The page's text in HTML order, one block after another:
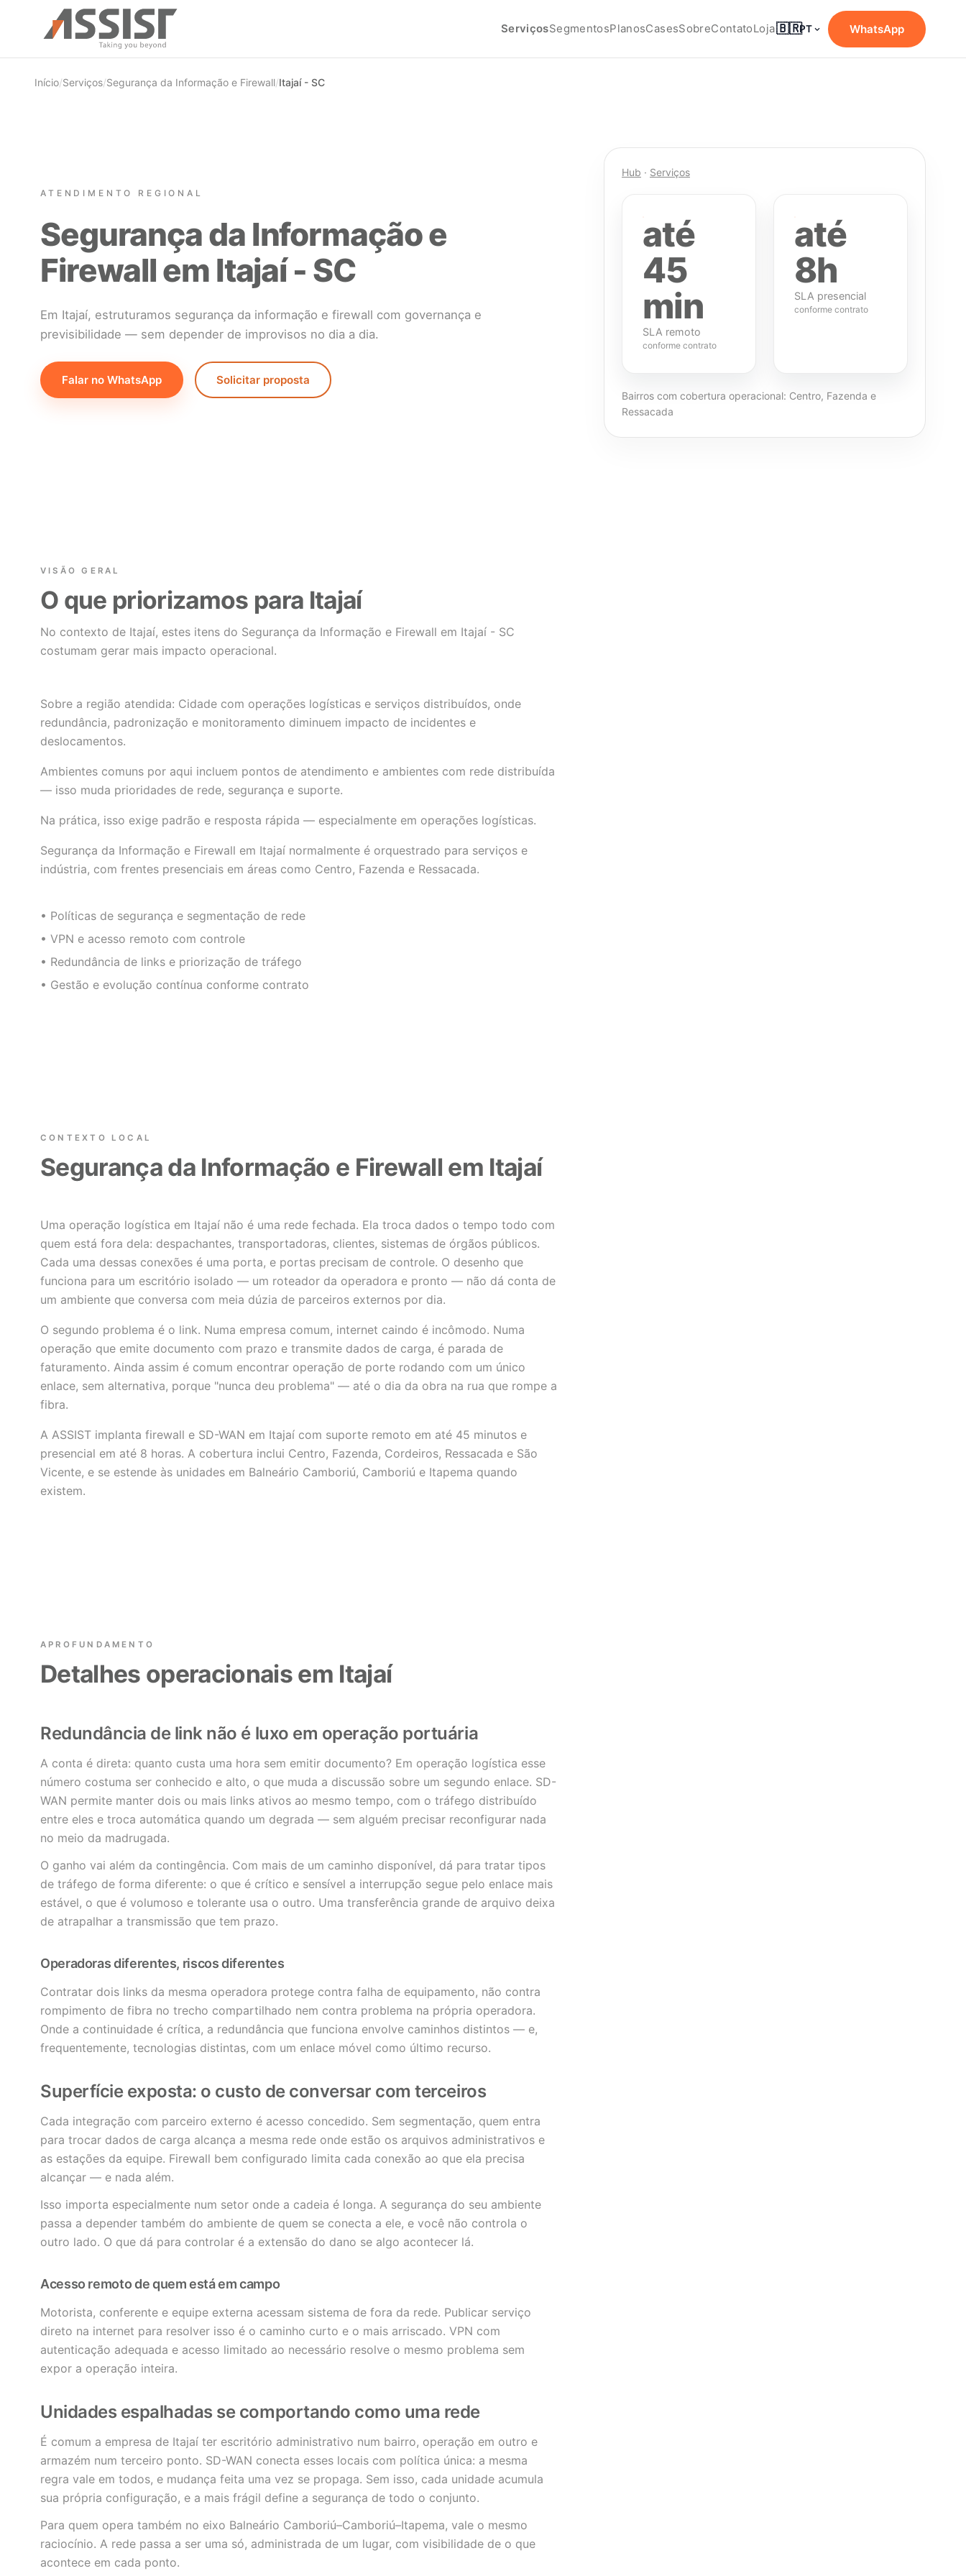
Ir direto para o conteúdo
ServiçosSegmentosPlanosCasesSobreContatoLoja🇧🇷PT WhatsApp
Início/Serviços/Segurança da Informação e Firewall/Itajaí - SC
ATENDIMENTO REGIONAL
Segurança da Informação e
Firewall em Itajaí - SC
Em Itajaí, estruturamos segurança da informação e firewall com governança e
previsibilidade — sem depender de improvisos no dia a dia.
Falar no WhatsApp Solicitar proposta
Hub · Serviços
até
45
min
SLA remoto
conforme contrato
até
8h
SLA presencial
conforme contrato
Bairros com cobertura operacional: Centro, Fazenda e
Ressacada
VISÃO GERAL
O que priorizamos para Itajaí
No contexto de Itajaí, estes itens do Segurança da Informação e Firewall em Itajaí - SC
costumam gerar mais impacto operacional.
Sobre a região atendida: Cidade com operações logísticas e serviços distribuídos, onde
redundância, padronização e monitoramento diminuem impacto de incidentes e
deslocamentos.
Ambientes comuns por aqui incluem pontos de atendimento e ambientes com rede distribuída
— isso muda prioridades de rede, segurança e suporte.
Na prática, isso exige padrão e resposta rápida — especialmente em operações logísticas.
Segurança da Informação e Firewall em Itajaí normalmente é orquestrado para serviços e
indústria, com frentes presenciais em áreas como Centro, Fazenda e Ressacada.
• Políticas de segurança e segmentação de rede
• VPN e acesso remoto com controle
• Redundância de links e priorização de tráfego
• Gestão e evolução contínua conforme contrato
CONTEXTO LOCAL
Segurança da Informação e Firewall em Itajaí
Uma operação logística em Itajaí não é uma rede fechada. Ela troca dados o tempo todo com
quem está fora dela: despachantes, transportadoras, clientes, sistemas de órgãos públicos.
Cada uma dessas conexões é uma porta, e portas precisam de controle. O desenho que
funciona para um escritório isolado — um roteador da operadora e pronto — não dá conta de
um ambiente que conversa com meia dúzia de parceiros externos por dia.
O segundo problema é o link. Numa empresa comum, internet caindo é incômodo. Numa
operação que emite documento com prazo e transmite dados de carga, é parada de
faturamento. Ainda assim é comum encontrar operação de porte rodando com um único
enlace, sem alternativa, porque "nunca deu problema" — até o dia da obra na rua que rompe a
fibra.
A ASSIST implanta firewall e SD-WAN em Itajaí com suporte remoto em até 45 minutos e
presencial em até 8 horas. A cobertura inclui Centro, Fazenda, Cordeiros, Ressacada e São
Vicente, e se estende às unidades em Balneário Camboriú, Camboriú e Itapema quando
existem.
APROFUNDAMENTO
Detalhes operacionais em Itajaí
Redundância de link não é luxo em operação portuária
A conta é direta: quanto custa uma hora sem emitir documento? Em operação logística esse
número costuma ser conhecido e alto, o que muda a discussão sobre um segundo enlace. SD-
WAN permite manter dois ou mais links ativos ao mesmo tempo, com o tráfego distribuído
entre eles e troca automática quando um degrada — sem alguém precisar reconfigurar nada
no meio da madrugada.
O ganho vai além da contingência. Com mais de um caminho disponível, dá para tratar tipos
de tráfego de forma diferente: o que é crítico e sensível a interrupção segue pelo enlace mais
estável, o que é volumoso e tolerante usa o outro. Uma transferência grande de arquivo deixa
de atrapalhar a transmissão que tem prazo.
Operadoras diferentes, riscos diferentes
Contratar dois links da mesma operadora protege contra falha de equipamento, não contra
rompimento de fibra no trecho compartilhado nem contra problema na própria operadora.
Onde a continuidade é crítica, a redundância que funciona envolve caminhos distintos — e,
frequentemente, tecnologias distintas, com um enlace móvel como último recurso.
Superfície exposta: o custo de conversar com terceiros
Cada integração com parceiro externo é acesso concedido. Sem segmentação, quem entra
para trocar dados de carga alcança a mesma rede onde estão os arquivos administrativos e
as estações da equipe. Firewall bem configurado limita cada conexão ao que ela precisa
alcançar — e nada além.
Isso importa especialmente num setor onde a cadeia é longa. A segurança do seu ambiente
passa a depender também do ambiente de quem se conecta a ele, e você não controla o
outro lado. O que dá para controlar é a extensão do dano se algo acontecer lá.
Acesso remoto de quem está em campo
Motorista, conferente e equipe externa acessam sistema de fora da rede. Publicar serviço
direto na internet para resolver isso é o caminho curto e o mais arriscado. VPN com
autenticação adequada e acesso limitado ao necessário resolve o mesmo problema sem
expor a operação inteira.
Unidades espalhadas se comportando como uma rede
É comum a empresa de Itajaí ter escritório administrativo num bairro, operação em outro e
armazém num terceiro ponto. SD-WAN conecta esses locais com política única: a mesma
regra vale em todos, e mudança feita uma vez se propaga. Sem isso, cada unidade acumula
sua própria configuração, e a mais frágil define a segurança de todo o conjunto.
Para quem opera também no eixo Balneário Camboriú–Camboriú–Itapema, vale o mesmo
raciocínio. A rede passa a ser uma só, administrada de um lugar, com visibilidade de o que
acontece em cada ponto.